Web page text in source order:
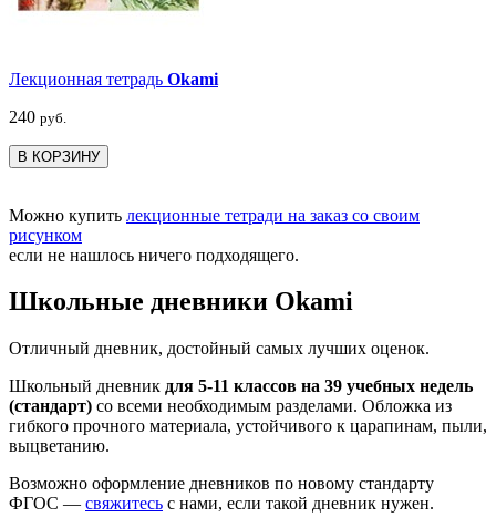
Лекционная тетрадь Okami
240 руб.
В КОРЗИНУ
Можно купить лекционные тетради на заказ со своим
рисунком
если не нашлось ничего подходящего.
Школьные дневники Okami
Отличный дневник, достойный самых лучших оценок.
Школьный дневник для 5-11 классов на 39 учебных недель
(стандарт) со всеми необходимым разделами. Обложка из
гибкого прочного материала, устойчивого к царапинам, пыли,
выцветанию.
Возможно оформление дневников по новому стандарту
ФГОС — свяжитесь с нами, если такой дневник нужен.